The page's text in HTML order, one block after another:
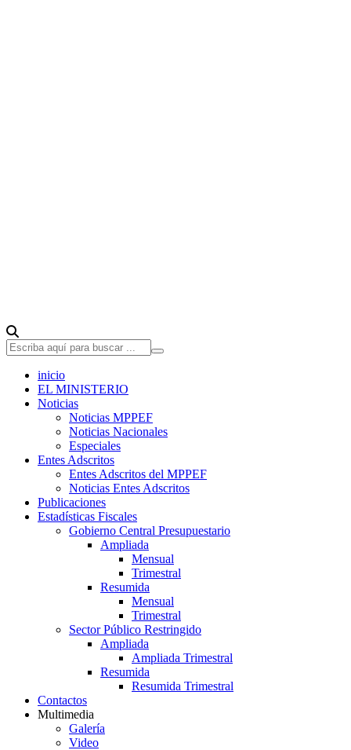
inicio
EL MINISTERIO
Noticias
Noticias MPPEF
Noticias Nacionales
Especiales
Entes Adscritos
Entes Adscritos del MPPEF
Noticias Entes Adscritos
Publicaciones
Estadísticas Fiscales
Gobierno Central Presupuestario
Ampliada
Mensual
Trimestral
Resumida
Mensual
Trimestral
Sector Público Restringido
Ampliada
Ampliada Trimestral
Resumida
Resumida Trimestral
Contactos
Multimedia
Galería
Video